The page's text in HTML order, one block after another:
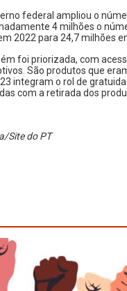
federal ampliou o
4 milhões o
2022 para 24,7 milhões
foi priorizada, com
São produtos que
integram o rol de
com a retirada dos
Site do PT